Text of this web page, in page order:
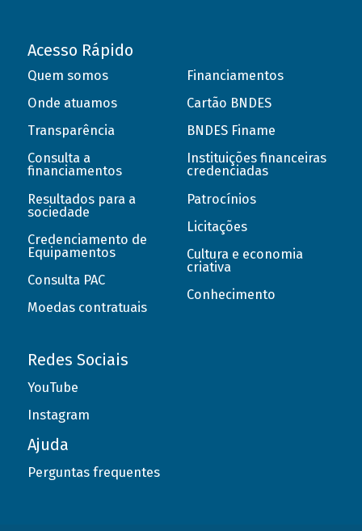
Acesso Rápido
Quem somos
Onde atuamos
Transparência
Consulta a
financiamentos
Resultados para a
sociedade
Credenciamento de
Equipamentos
Consulta PAC
Moedas contratuais
Financiamentos
Cartão BNDES
BNDES Finame
Instituições financeiras
credenciadas
Patrocínios
Licitações
Cultura e economia
criativa
Conhecimento
Redes Sociais
YouTube
Instagram
Ajuda
Perguntas frequentes